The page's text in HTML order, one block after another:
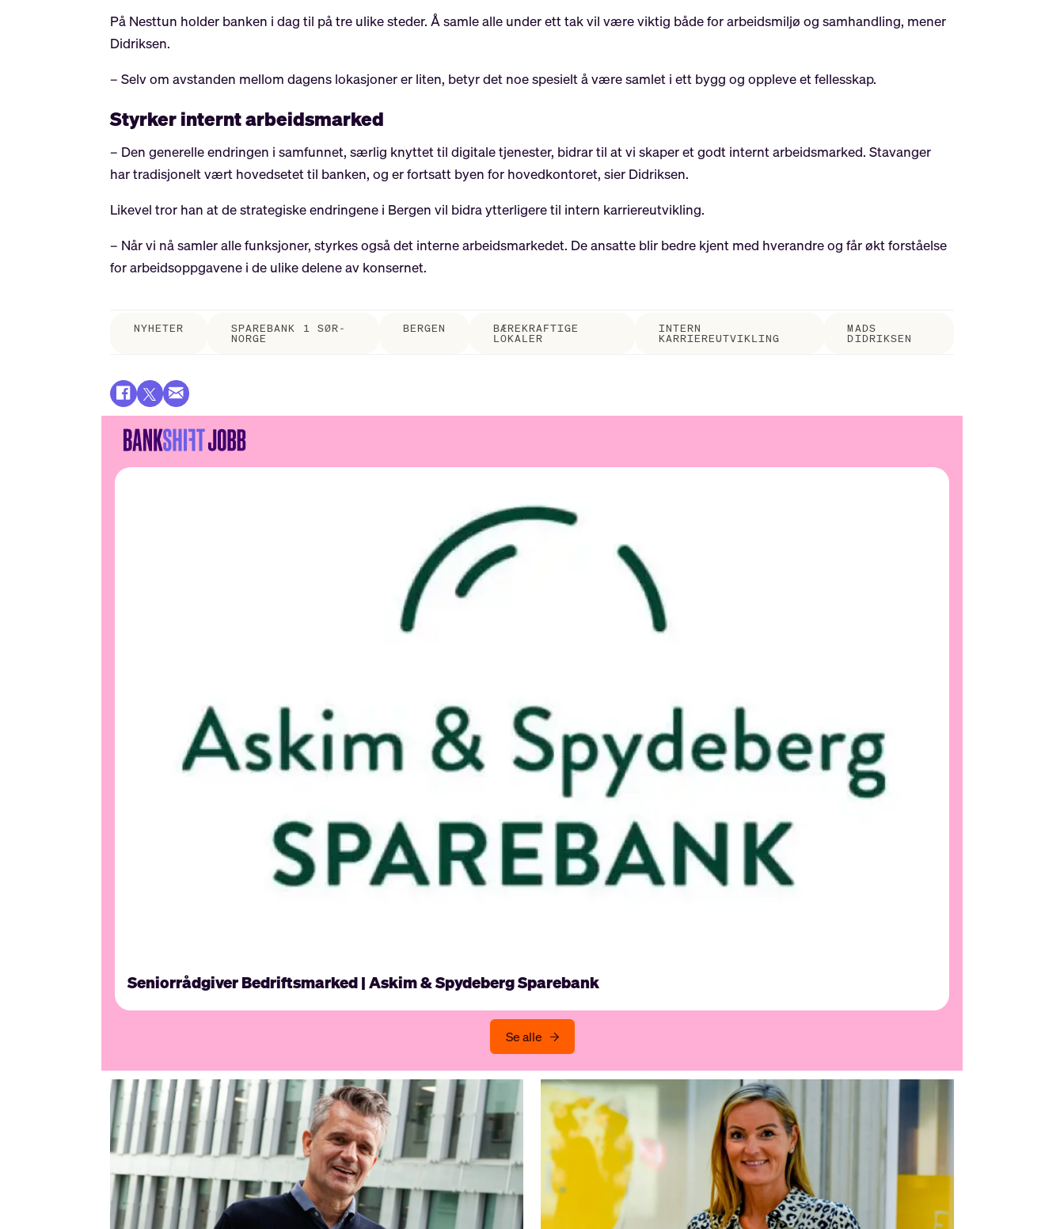
På Nesttun holder banken i dag til på tre ulike steder. Å samle alle under ett tak vil være viktig både for arbeidsmiljø og samhandling, mener
Didriksen.
– Selv om avstanden mellom dagens lokasjoner er liten, betyr det noe spesielt å være samlet i ett bygg og oppleve et fellesskap.
Styrker internt arbeidsmarked
– Den generelle endringen i samfunnet, særlig knyttet til digitale tjenester, bidrar til at vi skaper et godt internt arbeidsmarked. Stavanger
har tradisjonelt vært hovedsetet til banken, og er fortsatt byen for hovedkontoret, sier Didriksen.
Likevel tror han at de strategiske endringene i Bergen vil bidra ytterligere til intern karriereutvikling.
– Når vi nå samler alle funksjoner, styrkes også det interne arbeidsmarkedet. De ansatte blir bedre kjent med hverandre og får økt forståelse
for arbeidsoppgavene i de ulike delene av konsernet.
NYHETER SPAREBANK 1 SØR-
NORGE
BERGEN BÆREKRAFTIGE
LOKALER
INTERN
KARRIEREUTVIKLING
MADS
DIDRIKSEN
Seniorrådgiver Bedriftsmarked | Askim & Spydeberg Sparebank
Se alle